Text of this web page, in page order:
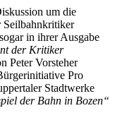
um die
Seilbahnkritiker
in ihrer Ausgabe
der Kritiker
Peter Vorsteher
Pro
Stadtwerke
der Bahn in Bozen“